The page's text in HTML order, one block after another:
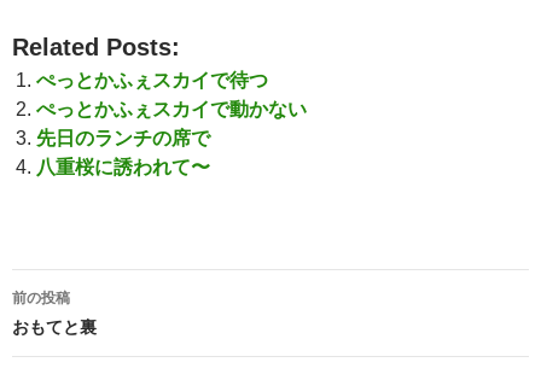
Related Posts:
ぺっとかふぇスカイで待つ
ぺっとかふぇスカイで動かない
先日のランチの席で
八重桜に誘われて〜
投
前の投稿
おもてと裏